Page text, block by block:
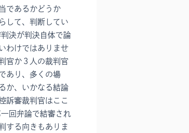
であるかどうか
して、判断してい
決が判決自体で論
わけではありませ
官か３人の裁判官
あり、多くの場
か、いかなる結論
訴審裁判官はここ
回弁論で結審され
する向きもありま